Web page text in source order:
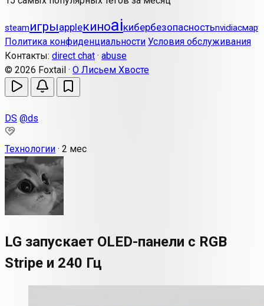
steamигрыappleкиноaiкибербезопасностьnvidia
Политика конфиденциальности Условия обслуживания
Контакты: direct chat · abuse
© 2026 Foxtail · О Лисьем Хвосте
DS @ds
Технологии · 2 мес
LG запускает OLED-панели с RGB
Stripe и 240 Гц